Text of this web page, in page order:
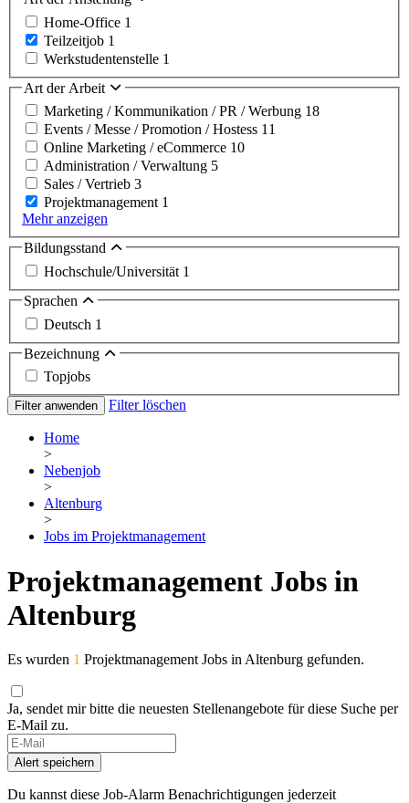
Home-Office 1
Teilzeitjob 1
Werkstudentenstelle 1
Art der Arbeit
Marketing / Kommunikation / PR / Werbung 18
Events / Messe / Promotion / Hostess 11
Online Marketing / eCommerce 10
Administration / Verwaltung 5
Sales / Vertrieb 3
Projektmanagement 1
Mehr anzeigen
Bildungsstand
Hochschule/Universität 1
Sprachen
Deutsch 1
Bezeichnung
Topjobs
Filter anwenden Filter löschen
Home
>
Nebenjob
>
Altenburg
>
Jobs im Projektmanagement
Projektmanagement Jobs in
Altenburg
Es wurden 1 Projektmanagement Jobs in Altenburg gefunden.
Ja, sendet mir bitte die neuesten Stellenangebote für diese Suche per
E-Mail zu.
Alert speichern
Du kannst diese Job-Alarm Benachrichtigungen jederzeit